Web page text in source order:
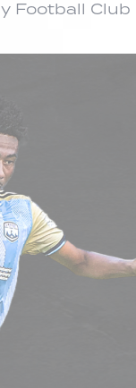
Football Club